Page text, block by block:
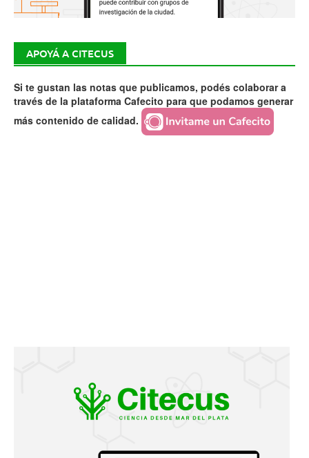
APOYÁ A CITECUS
Si te gustan las notas que publicamos, podés colaborar a
través de la plataforma Cafecito para que podamos generar
más contenido de calidad.